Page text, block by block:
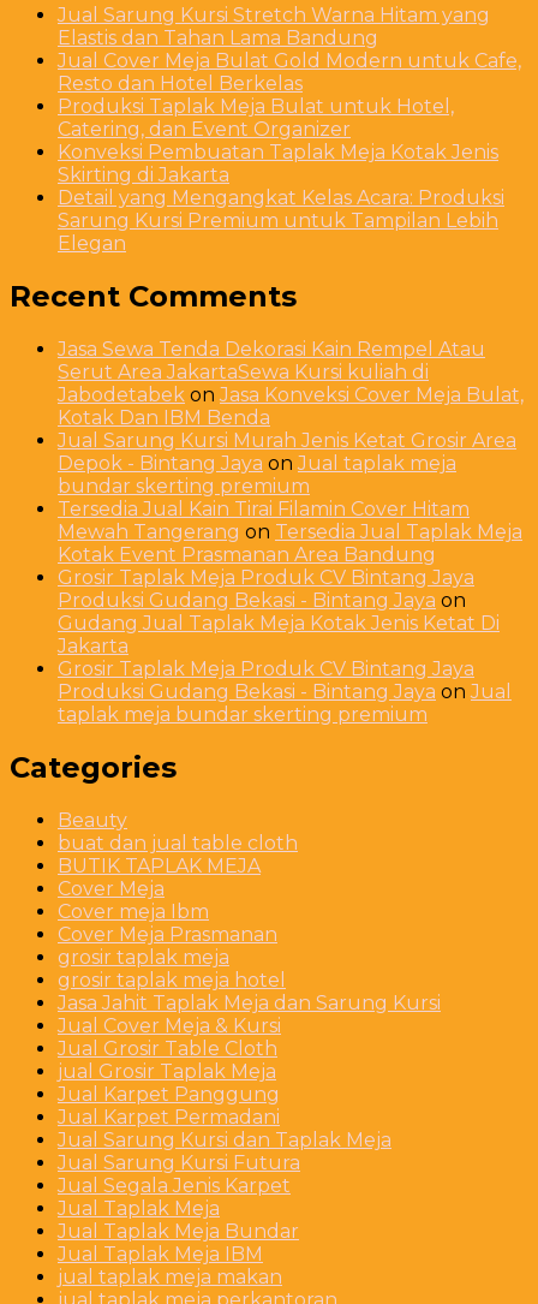
Jual Sarung Kursi Stretch Warna Hitam yang
Elastis dan Tahan Lama Bandung
Jual Cover Meja Bulat Gold Modern untuk Cafe,
Resto dan Hotel Berkelas
Produksi Taplak Meja Bulat untuk Hotel,
Catering, dan Event Organizer
Konveksi Pembuatan Taplak Meja Kotak Jenis
Skirting di Jakarta
Detail yang Mengangkat Kelas Acara: Produksi
Sarung Kursi Premium untuk Tampilan Lebih
Elegan
Recent Comments
Jasa Sewa Tenda Dekorasi Kain Rempel Atau
Serut Area JakartaSewa Kursi kuliah di
Jabodetabek onJasa Konveksi Cover Meja Bulat,
Kotak Dan IBM Benda
Jual Sarung Kursi Murah Jenis Ketat Grosir Area
Depok - Bintang Jaya onJual taplak meja
bundar skerting premium
Tersedia Jual Kain Tirai Filamin Cover Hitam
Mewah Tangerang on Tersedia Jual Taplak Meja
Kotak Event Prasmanan Area Bandung
Grosir Taplak Meja Produk CV Bintang Jaya
Produksi Gudang Bekasi - Bintang Jaya on
Gudang Jual Taplak Meja Kotak Jenis Ketat Di
Jakarta
Grosir Taplak Meja Produk CV Bintang Jaya
Produksi Gudang Bekasi - Bintang Jaya onJual
taplak meja bundar skerting premium
Categories
Beauty
buat dan jual table cloth
BUTIK TAPLAK MEJA
Cover Meja
Cover meja Ibm
Cover Meja Prasmanan
grosir taplak meja
grosir taplak meja hotel
Jasa Jahit Taplak Meja dan Sarung Kursi
Jual Cover Meja & Kursi
Jual Grosir Table Cloth
jual Grosir Taplak Meja
Jual Karpet Panggung
Jual Karpet Permadani
Jual Sarung Kursi dan Taplak Meja
Jual Sarung Kursi Futura
Jual Segala Jenis Karpet
Jual Taplak Meja
Jual Taplak Meja Bundar
Jual Taplak Meja IBM
jual taplak meja makan
jual taplak meja perkantoran